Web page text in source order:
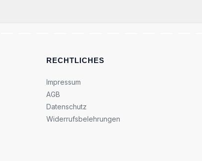
RECHTLICHES
Impressum
AGB
Datenschutz
Widerrufsbelehrungen